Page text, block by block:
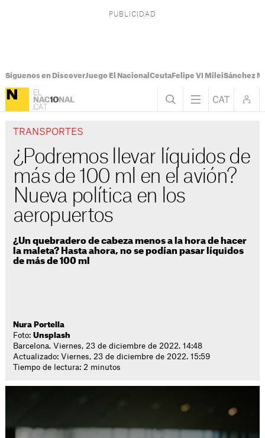
Síguenos en DiscoverJuego El Nacional CeutaFelipe VI MileiSánchez
TRANSPORTES
¿Podremos llevar líquidos de
más de 100 ml en el avión?
Nueva política en los
aeropuertos
¿Un quebradero de cabeza menos a la hora de hacer
la maleta? Hasta ahora, no se podían pasar líquidos
de más de 100 ml
Nura Portella
Foto:Unsplash
Barcelona. Viernes, 23 de diciembre de 2022. 14:48
Actualizado: Viernes, 23 de diciembre de 2022. 15:59
Tiempo de lectura: 2 minutos